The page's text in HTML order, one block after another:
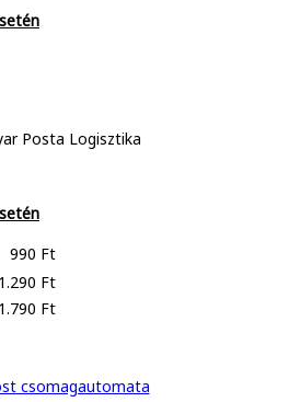
990 Ft
1.290 Ft
1.790 Ft